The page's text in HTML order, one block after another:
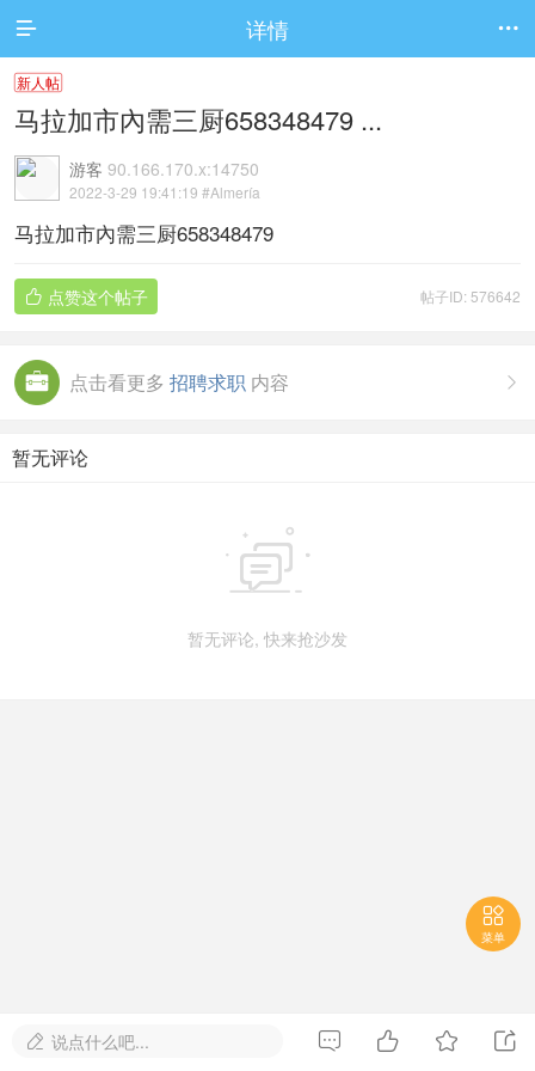
 详情 
新人帖
马拉加市內需三厨658348479 ...
游客 90.166.170.x:14750
2022-3-29 19:41:19 #Almería
马拉加市內需三厨658348479
帖子ID: 576642
 点赞这个帖子

点击看更多 招聘求职 内容
暂无评论

暂无评论, 快来抢沙发

菜单
 说点什么吧...    